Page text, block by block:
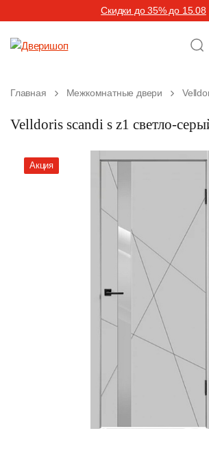
Скидки до 35% до 15.08
Главная Межкомнатные двери
Velldoris scandi s z1 светло-
Акция